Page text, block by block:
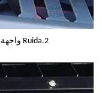
2.Ruida واجهة عملية ودية. دعم تنزيل ملفات USB والتحكم في جهاز الكمبيوتر. من السهل جدًا التشغيل.